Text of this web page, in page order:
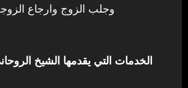
وجلب الزوج وارجاع
الخدمات التي يقدمها الشيخ